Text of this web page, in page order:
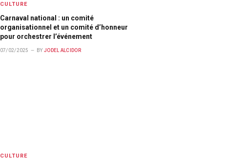
CULTURE
Carnaval national : un comité
organisationnel et un comité d’honneur
pour orchestrer l’événement
07/02/2025 BY JODEL ALCIDOR
CULTURE